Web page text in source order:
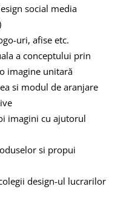
social media
uri, afise etc.
a conceptului prin
imagine unitară
si modul de aranjare
imagini cu ajutorul
si propui
design-ul lucrarilor